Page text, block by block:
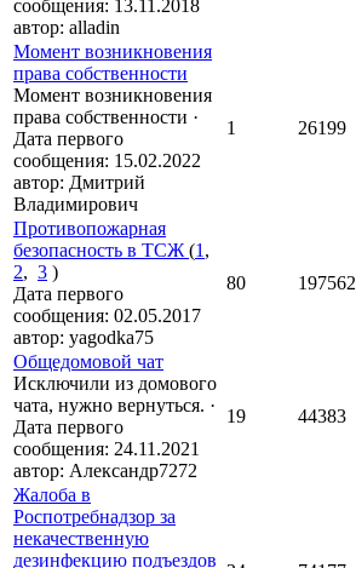
сообщения: 13.11.2018
автор: alladin
Момент возникновения
права собственности
Момент возникновения
права собственности ·
Дата первого
сообщения: 15.02.2022
автор: Дмитрий
Владимирович
1 26199
Противопожарная
безопасность в ТСЖ (1 ,
2, 3 )
Дата первого
сообщения: 02.05.2017
автор: yagodka75
80 197562
Общедомовой чат
Исключили из домового
чата, нужно вернуться. ·
Дата первого
сообщения: 24.11.2021
автор: Александр7272
19 44383
Жалоба в
Роспотребнадзор за
некачественную
дезинфекцию подъездов